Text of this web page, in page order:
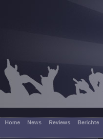
Home News Reviews Berichte